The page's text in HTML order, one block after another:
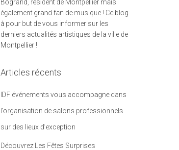
Bogrand, résident de Montpellier mais
également grand fan de musique ! Ce blog
à pour but de vous informer sur les
derniers actualités artistiques de la ville de
Montpellier !
Articles récents
IDF événements vous accompagne dans
l’organisation de salons professionnels
sur des lieux d’exception
Découvrez Les Fêtes Surprises